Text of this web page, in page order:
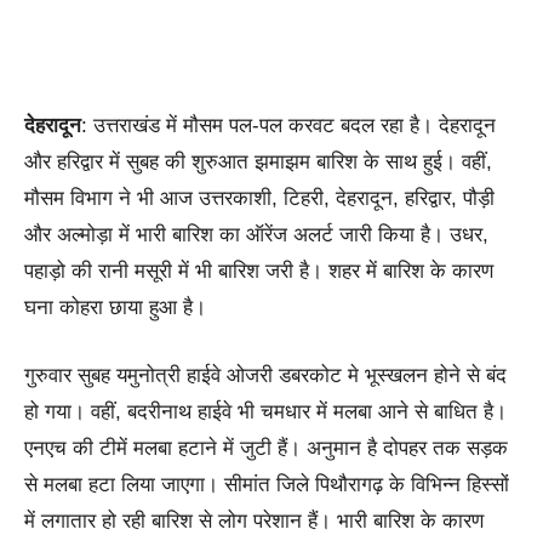
देहरादून: उत्तराखंड में मौसम पल-पल करवट बदल रहा है। देहरादून
और हरिद्वार में सुबह की शुरुआत झमाझम बारिश के साथ हुई। वहीं,
मौसम विभाग ने भी आज उत्तरकाशी, टिहरी, देहरादून, हरिद्वार, पौड़ी
और अल्मोड़ा में भारी बारिश का ऑरेंज अलर्ट जारी किया है। उधर,
पहाड़ो की रानी मसूरी में भी बारिश जरी है। शहर में बारिश के कारण
घना कोहरा छाया हुआ है।
गुरुवार सुबह यमुनोत्री हाईवे ओजरी डबरकोट मे भूस्खलन होने से बंद
हो गया। वहीं, बदरीनाथ हाईवे भी चमधार में मलबा आने से बाधित है।
एनएच की टीमें मलबा हटाने में जुटी हैं। अनुमान है दोपहर तक सड़क
से मलबा हटा लिया जाएगा। सीमांत जिले पिथौरागढ़ के विभिन्न हिस्सों
में लगातार हो रही बारिश से लोग परेशान हैं। भारी बारिश के कारण